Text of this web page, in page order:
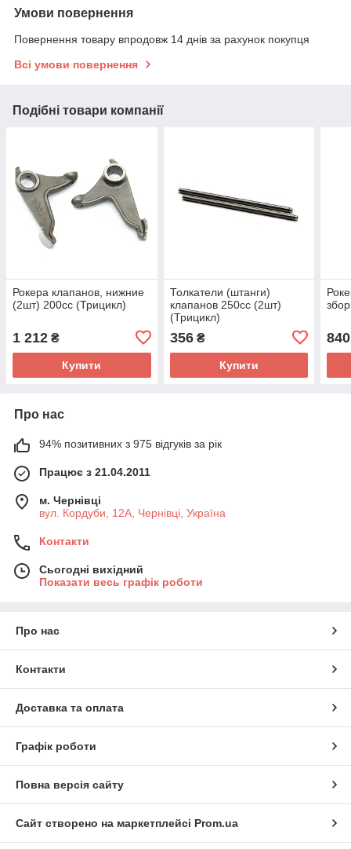
Умови повернення
Повернення товару впродовж 14 днів за рахунок покупця
Всі умови повернення
Подібні товари компанії
Рокера клапанов, нижние
(2шт) 200сс (Трицикл)
1 212 ₴
Купити
Толкатели (штанги)
клапанов 250сс (2шт)
(Трицикл)
356₴
Купити
840
Про нас
94% позитивних з 975 відгуків за рік
Працює з 21.04.2011
м. Чернівці
вул. Кордуби, 12А, Чернівці, Україна
Контакти
Сьогодні вихідний
Показати весь графік роботи
Про нас
Контакти
Доставка та оплата
Графік роботи
Повна версія сайту
Сайт створено на маркетплейсі Prom.ua